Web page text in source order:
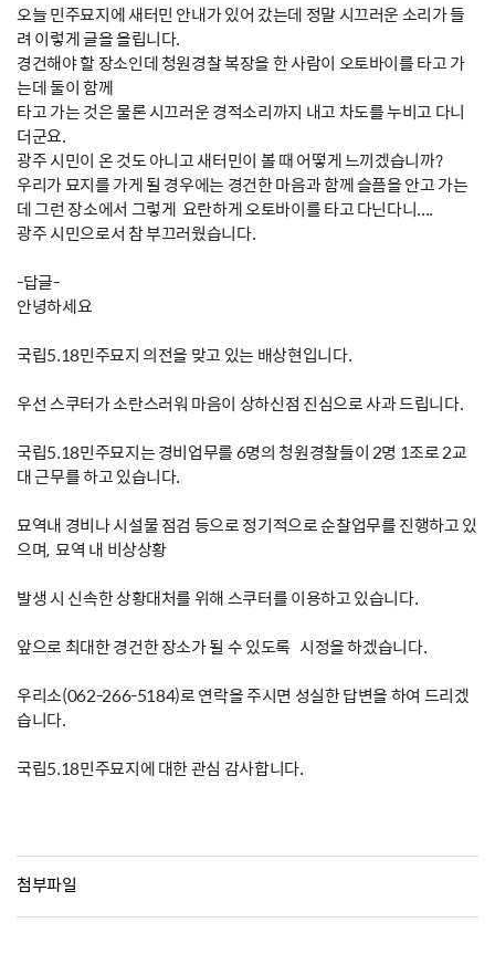
오늘 민주묘지에 새터민 안내가 있어 갔는데 정말 시끄러운 소리가 들
려 이렇게 글을 올립니다.
경건해야 할 장소인데 청원경찰 복장을 한 사람이 오토바이를 타고 가
는데 둘이 함께
타고 가는 것은 물론 시끄러운 경적소리까지 내고 차도를 누비고 다니
더군요.
광주 시민이 온 것도 아니고 새터민이 볼 때 어떻게 느끼겠습니까?
우리가 묘지를 가게 될 경우에는 경건한 마음과 함께 슬픔을 안고 가는
데 그런 장소에서 그렇게 요란하게 오토바이를 타고 다닌다니....
광주 시민으로서 참 부끄러웠습니다.
-답글-
안녕하세요
국립5.18민주묘지 의전을 맞고 있는 배상현입니다.
우선 스쿠터가 소란스러워 마음이 상하신점 진심으로 사과 드립니다.
국립5.18민주묘지는 경비업무를 6명의 청원경찰들이 2명 1조로 2교
대 근무를 하고 있습니다.
묘역내 경비나 시설물 점검 등으로 정기적으로 순찰업무를 진행하고 있
으며, 묘역 내 비상상황
발생 시 신속한 상황대처를 위해 스쿠터를 이용하고 있습니다.
앞으로 최대한 경건한 장소가 될 수 있도록 시정을 하겠습니다.
우리소(062-266-5184)로 연락을 주시면 성실한 답변을 하여 드리겠
습니다.
국립5.18민주묘지에 대한 관심 감사합니다.
첨부파일